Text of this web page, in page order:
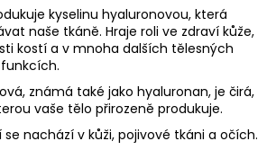
kyselinu hyaluronovou, která
naše tkáně. Hraje roli ve zdraví kůže,
kostí a v mnoha dalších tělesných
známá také jako hyaluronan, je čirá,
vaše tělo přirozeně produkuje.
nachází v kůži, pojivové tkáni a očích.
HLEDAT